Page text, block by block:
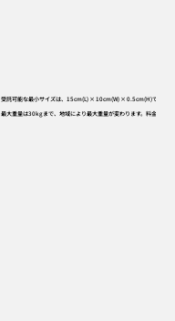
受託可能な最小サイズは、 15cm(L) × 10cm(W) × 0.5cm(H)です。上
最大重量は30kgまで、地域により最大重量が変わります。料金表のペ